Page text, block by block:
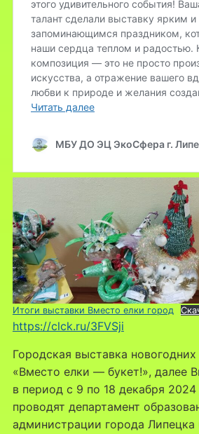
Итоги выставки Вместо елки город
https://clck.ru/3FVSji
Городская выставка
«Вместо елки — букет!», далее
в период с 9 по 18 декабря
проводят департамент
администрации города